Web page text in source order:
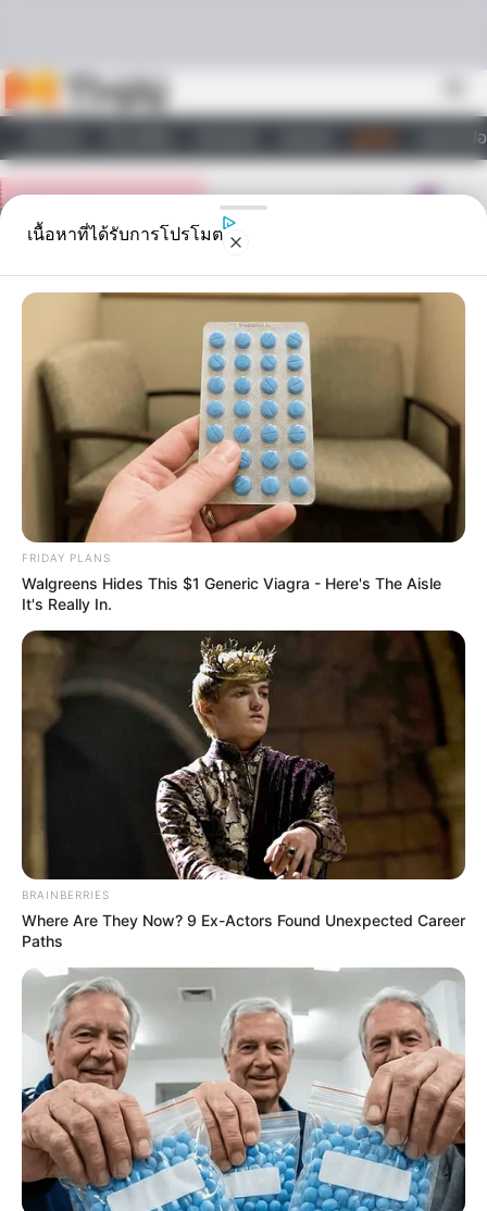
วอลเปเ
ไลฟ์สไตล์
ดูดวงรายวัน
ดวงรายวัน 12 กรกฎาคม
พ.ศ. 2565
ดูดวงรายวัน ประจำวันอังคาร 12 กรกฎาคม พ.ศ. 2565 คนวัน
อาทิตย์ ไพ่ประจำวันของท่าน คือ ไพ่วงเวียนชีวิต วันนี้ชีวิตดำเนินไป
อย่างปกติ ทำงานในแบบเดิมๆไม่มีอะไรเปลี่ยนแปลง งานส่วนตัวก็ยัง
ดำเนินไปได้ บางท่านอาจมีเรื่องกังวลภายในครอบครัวเกิดขึ้น การ
เงินมีเกณฑ์ใช้จ่ายออกไปกับคนในครอบครัว…
Home/ดูดวงรายวัน / ดวงรายวัน 12 กรกฎาคม พ.ศ. 2565
ดูดวงรายวัน |
12 ก.ค. 2022
แบ่งปัน
ดูดวงรายวัน
เนื้อหาที่ได้รับการโปรโมต
FRIDAY PLANS
Walgreens Hides This $1 Generic Viagra - Here's The Aisle
It's Really In.
BRAINBERRIES
Where Are They Now? 9 Ex-Actors Found Unexpected Career
Paths